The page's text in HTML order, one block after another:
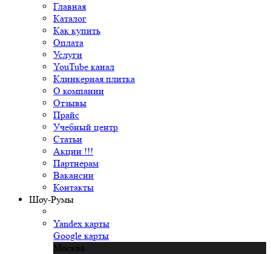
Главная
Каталог
Как купить
Оплата
Услуги
YouTube канал
Клинкерная плитка
О компании
Отзывы
Прайс
Учебный центр
Статьи
Акции !!!
Партнерам
Вакансии
Контакты
Шоу-Румы
Yandex карты
Google карты
Москва